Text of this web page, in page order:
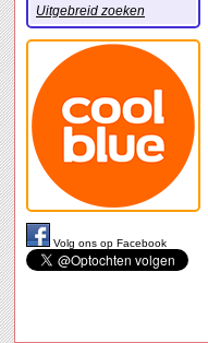
Uitgebreid zoeken
Volg ons op Facebook